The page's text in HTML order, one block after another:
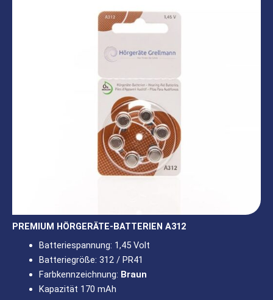
PREMIUM HÖRGERÄTE-BATTERIEN A312
Batteriespannung: 1,45 Volt
Batteriegröße: 312 / PR41
Farbkennzeichnung: Braun
Kapazität 170 mAh